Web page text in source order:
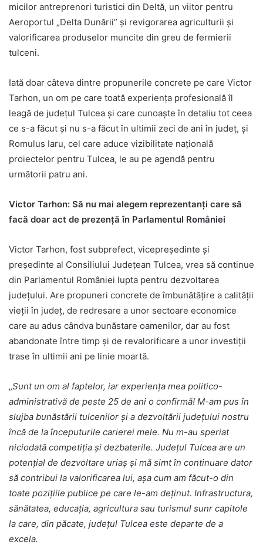
micilor antreprenori turistici din Deltă, un viitor pentru
Aeroportul „Delta Dunării” și revigorarea agriculturii și
valorificarea produselor muncite din greu de fermierii
tulceni.
Iată doar câteva dintre propunerile concrete pe care Victor
Tarhon, un om pe care toată experiența profesională îl
leagă de județul Tulcea și care cunoaște în detaliu tot ceea
ce s-a făcut și nu s-a făcut în ultimii zeci de ani în județ, și
Romulus Iaru, cel care aduce vizibilitate națională
proiectelor pentru Tulcea, le au pe agendă pentru
următorii patru ani.
Victor Tarhon: Să nu mai alegem reprezentanți care să
facă doar act de prezență în Parlamentul României
Victor Tarhon, fost subprefect, vicepreședinte și
președinte al Consiliului Județean Tulcea, vrea să continue
din Parlamentul României lupta pentru dezvoltarea
județului. Are propuneri concrete de îmbunătățire a calității
vieții în județ, de redresare a unor sectoare economice
care au adus cândva bunăstare oamenilor, dar au fost
abandonate între timp și de revalorificare a unor investiții
trase în ultimii ani pe linie moartă.
„Sunt un om al faptelor, iar experiența mea politico-
administrativă de peste 25 de ani o confirmă! M-am pus în
slujba bunăstării tulcenilor și a dezvoltării județului nostru
încă de la începuturile carierei mele. Nu m-au speriat
niciodată competiția și dezbaterile. Județul Tulcea are un
potențial de dezvoltare uriaș și mă simt în continuare dator
să contribui la valorificarea lui, așa cum am făcut-o din
toate pozițiile publice pe care le-am deținut. Infrastructura,
sănătatea, educația, agricultura sau turismul sunr capitole
la care, din păcate, județul Tulcea este departe de a
excela.